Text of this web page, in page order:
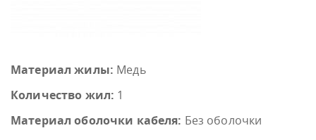
Материал жилы: Медь
Количество жил: 1
Материал оболочки кабеля: Без оболочки